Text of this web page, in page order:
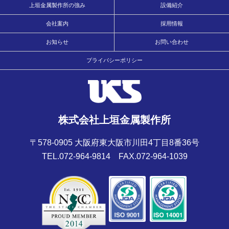
上垣金属製作所の強み 設備紹介
会社案内 採用情報
お知らせ お問い合わせ
プライバシーポリシー
株式会社上垣金属製作所
〒578-0905 大阪府東大阪市川田4丁目8番36号
TEL.072-964-9814FAX.072-964-1039